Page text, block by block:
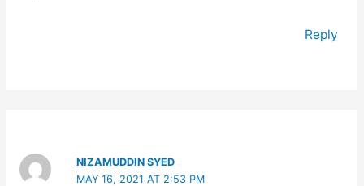
Reply
NIZAMUDDIN SYED
MAY 16, 2021 AT 2:53 PM